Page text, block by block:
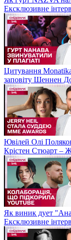
Ексклюзивне
Цитування
заповіту Шеннен
Ювілей Олі
Крістен Стюарт –
Як виник дует
Ексклюзивне